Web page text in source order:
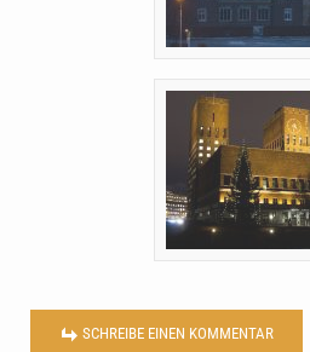
SCHREIBE EINEN KOMMENTAR